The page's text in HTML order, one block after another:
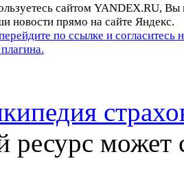
сайтом YANDEX.RU, Вы
новости прямо на сайте Яндекс.
по ссылке и согласитесь
ресурс может